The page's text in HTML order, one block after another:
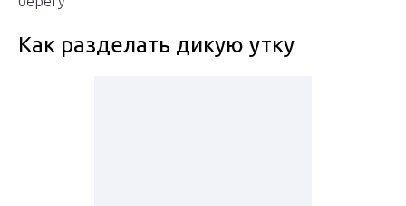
Как разделать дикую утку